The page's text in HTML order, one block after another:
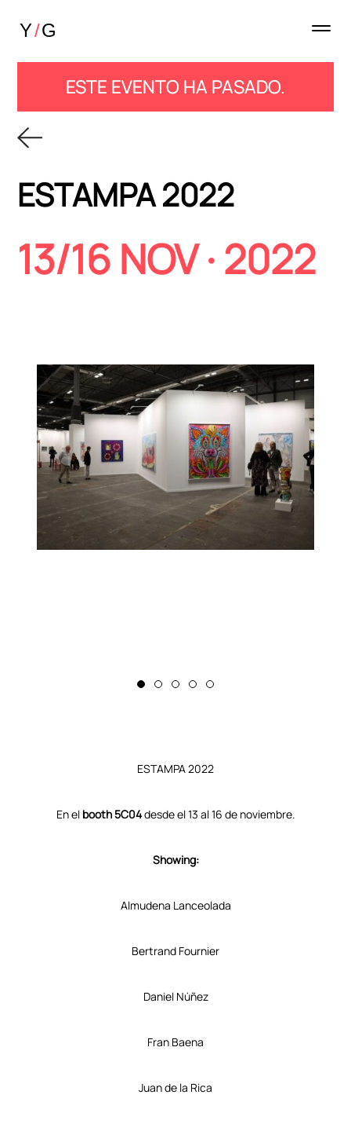
ESTE EVENTO HA PASADO.
ESTAMPA 2022
13/16 NOV · 2022
ESTAMPA 2022
En elbooth 5C04desde el 13 al 16 de noviembre.
Showing:
Almudena Lanceolada
Bertrand Fournier
Daniel Núñez
Fran Baena
Juan de la Rica